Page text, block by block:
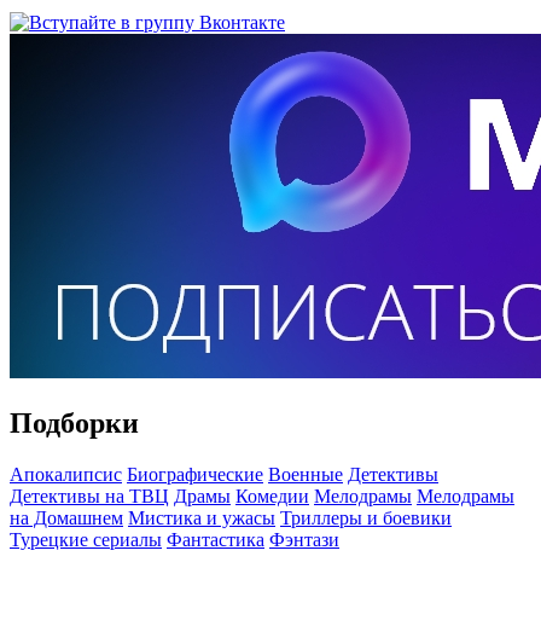
Подборки
Апокалипсис Биографические Военные Детективы
Детективы на ТВЦ Драмы Комедии Мелодрамы Мелодрамы
на Домашнем Мистика и ужасы Триллеры и боевики
Турецкие сериалы Фантастика Фэнтази